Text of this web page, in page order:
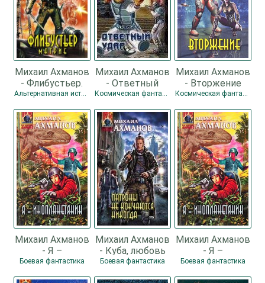
Михаил Ахманов
- Флибустьер.
Магриб
Альтернативная история
Михаил Ахманов
- Ответный
удар
Космическая фантастика
Михаил Ахманов
- Вторжение
Космическая фантастика
Михаил Ахманов
- Я –
инопланетянин
Боевая фантастика
Михаил Ахманов
- Куба, любовь
моя
Боевая фантастика
Михаил Ахманов
- Я –
инопланетянин
Боевая фантастика